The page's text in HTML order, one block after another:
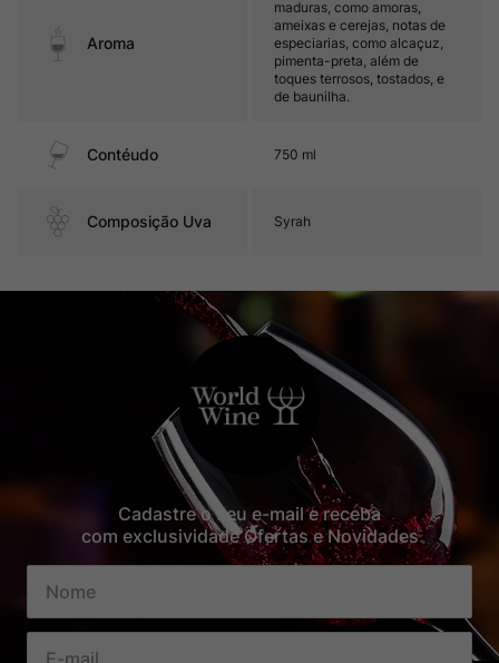
Aroma
maduras, como amoras,
ameixas e cerejas, notas de
especiarias, como alcaçuz,
pimenta-preta, além de
toques terrosos, tostados, e
de baunilha.
Contéudo 750 ml
Composição Uva Syrah
Cadastre o seu e-mail e receba
com exclusividade Ofertas e Novidades